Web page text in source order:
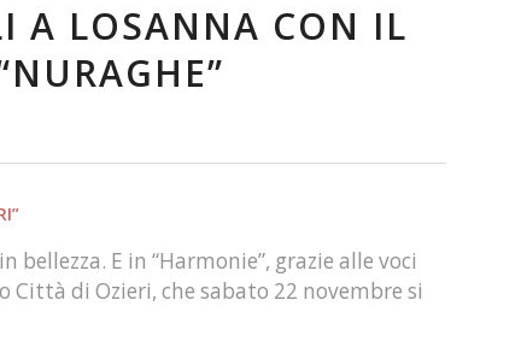
A LOSANNA CON IL
bellezza. E in “Harmonie”, grazie alle voci
Città di Ozieri, che sabato 22 novembre si